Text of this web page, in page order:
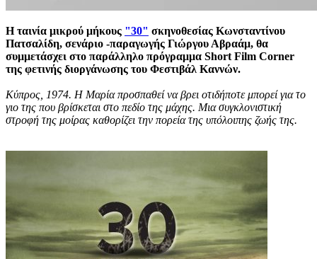
H ταινία μικρού μήκους "30" σκηνοθεσίας Κωνσταντίνου
Πατσαλίδη, σενάριο -παραγωγής Γιώργου Αβραάμ, θα
συμμετάσχει στο παράλληλο πρόγραμμα Short Film Corner
της φετινής διοργάνωσης του Φεστιβάλ Καννών.
Κύπρος, 1974. Η Μαρία προσπαθεί να βρει οτιδήποτε μπορεί για το
γιο της που βρίσκεται στο πεδίο της μάχης. Μια συγκλονιστική
στροφή της μοίρας καθορίζει την πορεία της υπόλοιπης ζωής της.